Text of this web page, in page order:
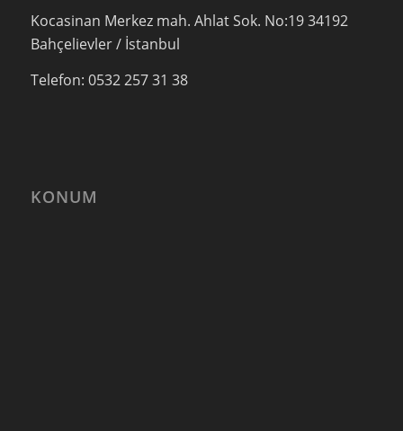
Kocasinan Merkez mah. Ahlat Sok. No:19 34192
Bahçelievler / İstanbul
Telefon: 0532 257 31 38
KONUM